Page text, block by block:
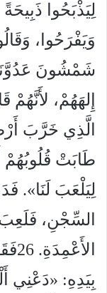
لِيَذْبَحُوا
وَيَفْرَحُوا،
إِلهَهُمْ، لأَنَّهُمْ
طَابَتْ قُلُوبُهُمْ
لِيَلْعَبَ لَنَا».
السِّجْنِ،
بِيَدِهِ: «دَعْنِي